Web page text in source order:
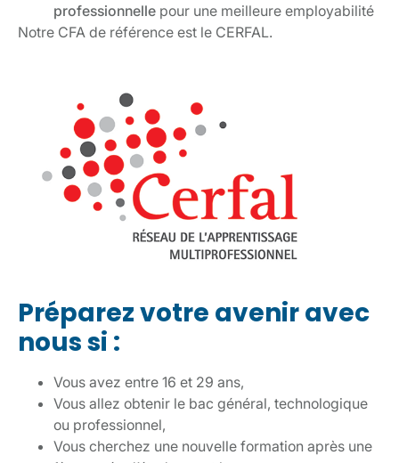
professionnelle pour une meilleure employabilité
Notre CFA de référence est le CERFAL.
Préparez votre avenir avec
nous si :
Vous avez entre 16 et 29 ans,
Vous allez obtenir le bac général, technologique
ou professionnel,
Vous cherchez une nouvelle formation après une